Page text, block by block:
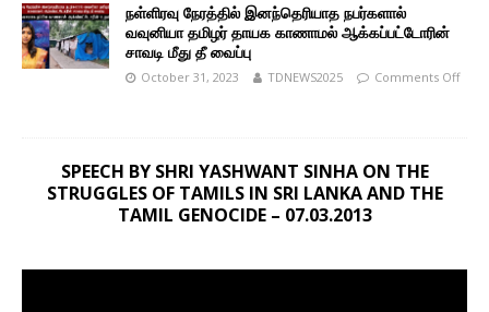
நள்ளிரவு நேரத்தில் இனந்தெரியாத நபர்களால்
வவுனியா தமிழர் தாயக காணாமல் ஆக்கப்பட்டோரின்
சாவடி மீது தீ வைப்பு
October 31, 2023 TDNEWS2025 Comments Off
SPEECH BY SHRI YASHWANT SINHA ON THE
STRUGGLES OF TAMILS IN SRI LANKA AND THE
TAMIL GENOCIDE – 07.03.2013